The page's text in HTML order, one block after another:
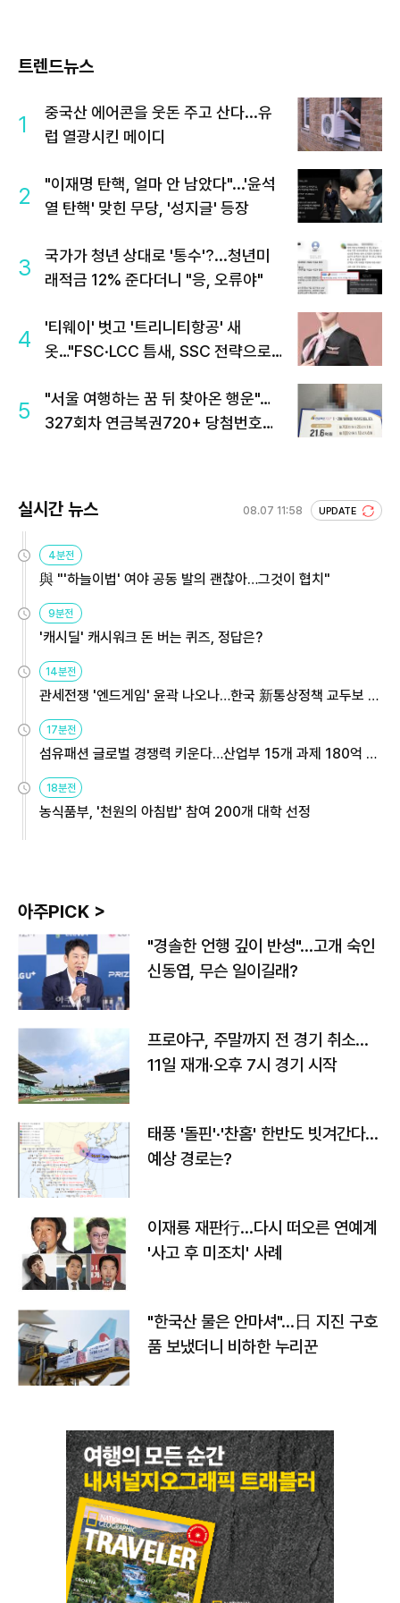
트렌드뉴스
1
중국산 에어콘을 웃돈 주고 산다...유
럽 열광시킨 메이디
2
"이재명 탄핵, 얼마 안 남았다"...'윤석
열 탄핵' 맞힌 무당, '성지글' 등장
3
국가가 청년 상대로 '통수'?...청년미
래적금 12% 준다더니 "응, 오류야"
4
'티웨이' 벗고 '트리니티항공' 새
옷…"FSC·LCC 틈새, SSC 전략으로
5
"서울 여행하는 꿈 뒤 찾아온 행운"…
327회차 연금복권720+ 당첨번호조
실시간 뉴스 08.07 11:58 UPDATE
4분전
與 "'하늘이법' 여야 공동 발의 괜찮아…그것이 협치"
9분전
'캐시딜' 캐시워크 돈 버는 퀴즈, 정답은?
14분전
관세전쟁 '엔드게임' 윤곽 나오나…한국 新통상정책 교두보 활
용해야
17분전
섬유패션 글로벌 경쟁력 키운다…산업부 15개 과제 180억 지
원
18분전
농식품부, '천원의 아침밥' 참여 200개 대학 선정
아주PICK >
"경솔한 언행 깊이 반성"…고개 숙인
신동엽, 무슨 일이길래?
프로야구, 주말까지 전 경기 취소…
11일 재개·오후 7시 경기 시작
태풍 '돌핀'·'찬홈' 한반도 빗겨간다…
예상 경로는?
이재룡 재판行…다시 떠오른 연예계
'사고 후 미조치' 사례
"한국산 물은 안마셔"…日 지진 구호
품 보냈더니 비하한 누리꾼